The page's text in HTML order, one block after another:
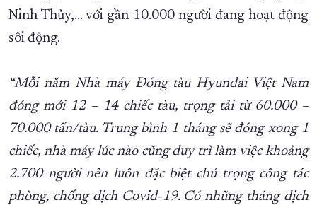
Ninh Thủy,... với gần 10.000 người đang hoạt động
sôi động.
“Mỗi năm Nhà máy Đóng tàu Hyundai Việt Nam
đóng mới 12 – 14 chiếc tàu, trọng tải từ 60.000 –
70.000 tấn/tàu. Trung bình 1 tháng sẽ đóng xong 1
chiếc, nhà máy lúc nào cũng duy trì làm việc khoảng
2.700 người nên luôn đặc biệt chú trọng công tác
phòng, chống dịch Covid-19. Có những tháng dịch